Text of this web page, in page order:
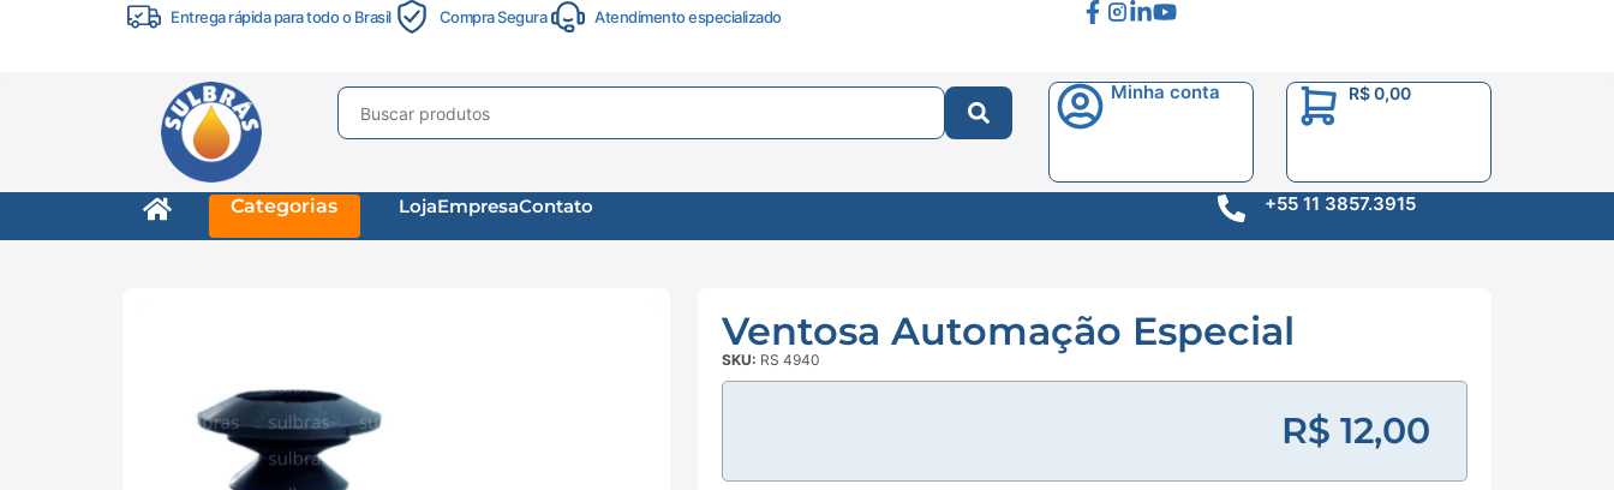
Entrega rápida para todo o Brasil Compra Segura Atendimento especializado
Minha conta R$0,00
Categorias LojaEmpresaContato +55 11 3857.3915
Ventosa Automação Especial
SKU: RS 4940
R$ 12,00